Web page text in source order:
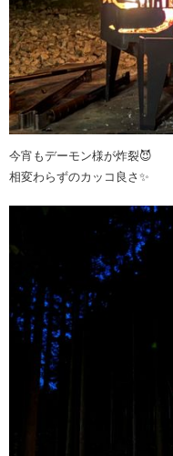
今宵もデーモン様が炸裂😈
相変わらずのカッコ良さ✨